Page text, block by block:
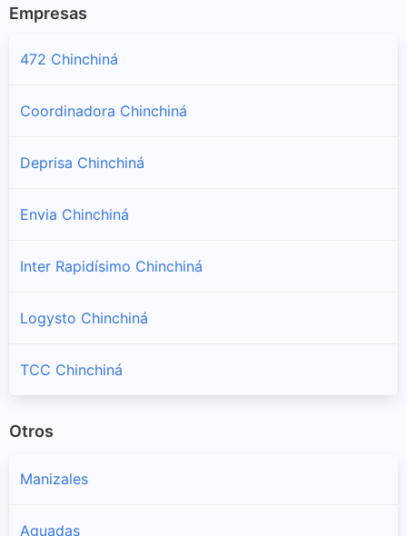
Empresas
472 Chinchiná
Coordinadora Chinchiná
Deprisa Chinchiná
Envia Chinchiná
Inter Rapidísimo Chinchiná
Logysto Chinchiná
TCC Chinchiná
Otros
Manizales
Aguadas